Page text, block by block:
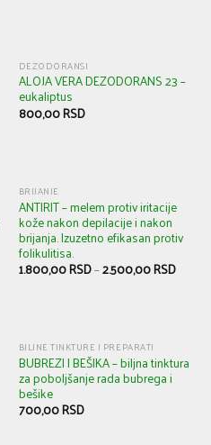
DEZODORANSI
ALOJA VERA DEZODORANS 23 –
eukaliptus
800,00RSD
BRIJANJE
ANTIRIT – melem protiv iritacije
kože nakon depilacije i nakon
brijanja. Izuzetno efikasan protiv
folikulitisa.
1.800,00RSD–2.500,00RSD
BILJNE TINKTURE I PREPARATI
BUBREZI I BEŠIKA – biljna tinktura
za poboljšanje rada bubrega i
bešike
700,00RSD